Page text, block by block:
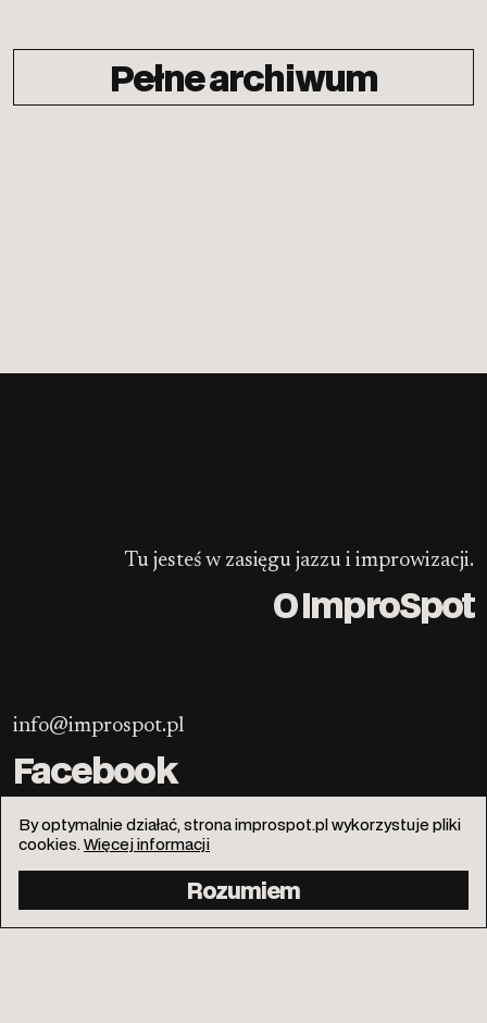
Pełne archiwum
Tu jesteś w zasięgu jazzu i improwizacji.
O ImproSpot
info@improspot.pl
Facebook
Instagram
Kontakt
Polityka prywatności
Wspieraj
By optymalnie działać, strona improspot.pl wykorzystuje pliki
cookies.Więcej informacji
Rozumiem